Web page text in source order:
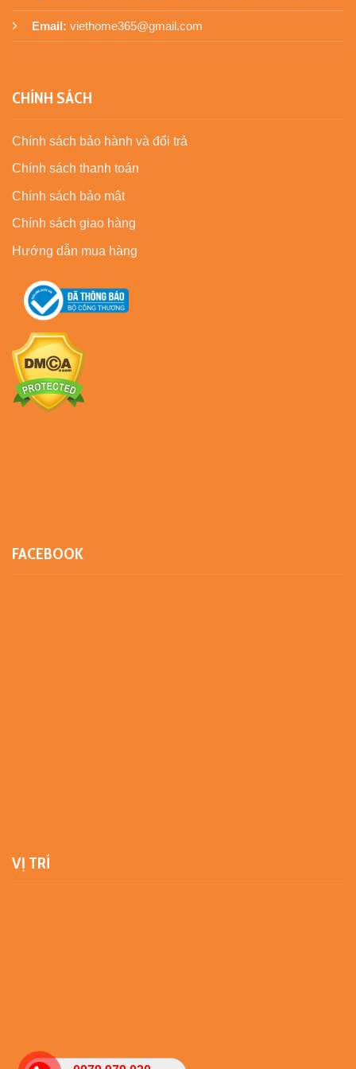
Email: viethome365@gmail.com
CHÍNH SÁCH
Chính sách bảo hành và đổi trả
Chính sách thanh toán
Chính sách bảo mật
Chính sách giao hàng
Hướng dẫn mua hàng
FACEBOOK
VỊ TRÍ